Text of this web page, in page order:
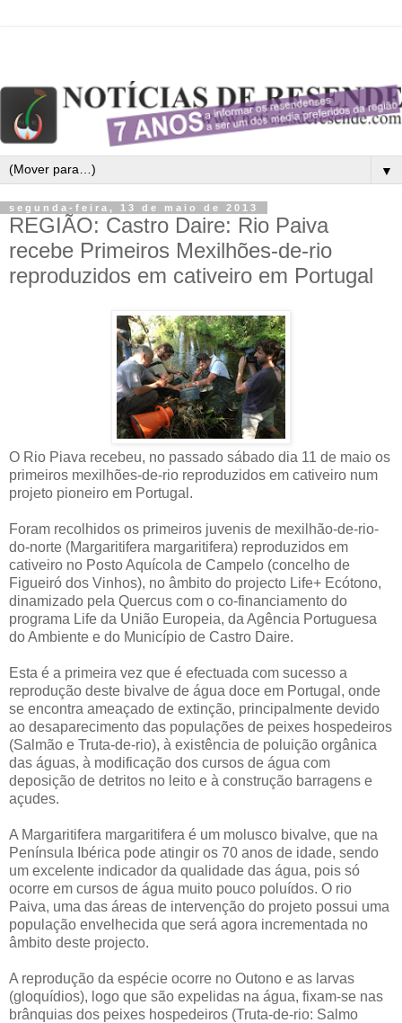
▼
segunda-feira, 13 de maio de 2013
REGIÃO: Castro Daire: Rio Paiva
recebe Primeiros Mexilhões-de-rio
reproduzidos em cativeiro em Portugal
O Rio Piava recebeu, no passado sábado dia 11 de maio os
primeiros mexilhões-de-rio reproduzidos em cativeiro num
projeto pioneiro em Portugal.
Foram recolhidos os primeiros juvenis de mexilhão-de-rio-
do-norte (Margaritifera margaritifera) reproduzidos em
cativeiro no Posto Aquícola de Campelo (concelho de
Figueiró dos Vinhos), no âmbito do projecto Life+ Ecótono,
dinamizado pela Quercus com o co-financiamento do
programa Life da União Europeia, da Agência Portuguesa
do Ambiente e do Município de Castro Daire.
Esta é a primeira vez que é efectuada com sucesso a
reprodução deste bivalve de água doce em Portugal, onde
se encontra ameaçado de extinção, principalmente devido
ao desaparecimento das populações de peixes hospedeiros
(Salmão e Truta-de-rio), à existência de poluição orgânica
das águas, à modificação dos cursos de água com
deposição de detritos no leito e à construção barragens e
açudes.
A Margaritifera margaritifera é um molusco bivalve, que na
Península Ibérica pode atingir os 70 anos de idade, sendo
um excelente indicador da qualidade das água, pois só
ocorre em cursos de água muito pouco poluídos. O rio
Paiva, uma das áreas de intervenção do projeto possui uma
população envelhecida que será agora incrementada no
âmbito deste projecto.
A reprodução da espécie ocorre no Outono e as larvas
(gloquídios), logo que são expelidas na água, fixam-se nas
brânquias dos peixes hospedeiros (Truta-de-rio: Salmo